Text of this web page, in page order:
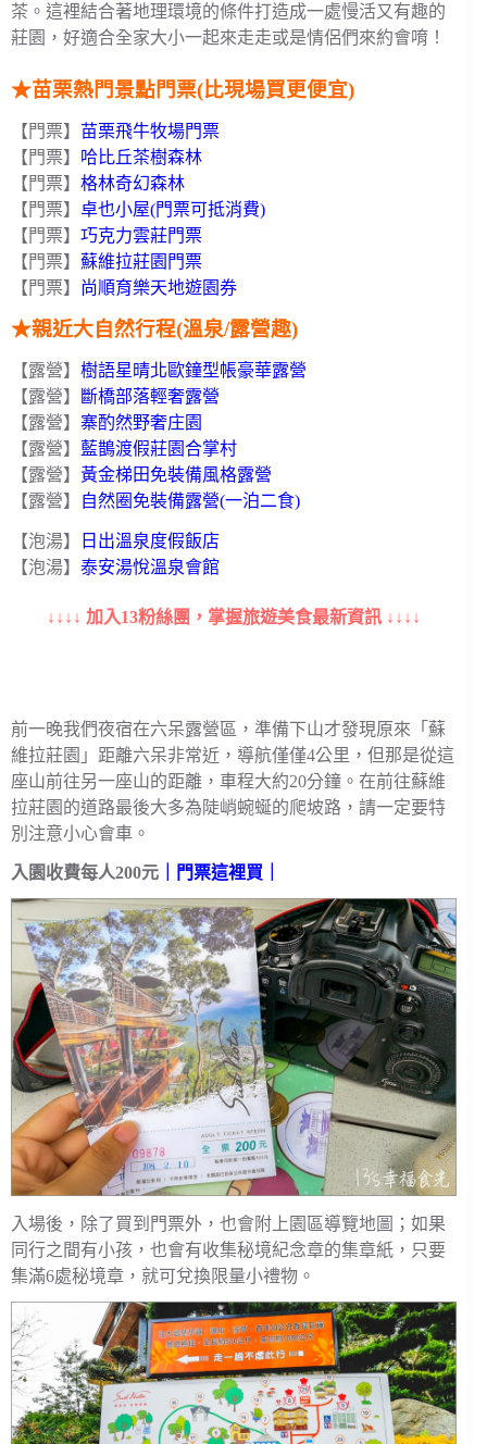
茶。這裡結合著地理環境的條件打造成一處慢活又有趣的
莊園，好適合全家大小一起來走走或是情侶們來約會唷！
★苗栗熱門景點門票(比現場買更便宜)
【門票】 苗栗飛牛牧場門票
【門票】 哈比丘茶樹森林
【門票】 格林奇幻森林
【門票】 卓也小屋(門票可抵消費)
【門票】 巧克力雲莊門票
【門票】 蘇維拉莊園門票
【門票】
尚順育樂天地遊園券
★親近大自然行程(溫泉/露營趣)
【露營】 樹語星晴北歐鐘型帳豪華露營
【露營】
斷橋部落輕奢露營
【露營】 寨酌然野奢庄園
【露營】 藍鵲渡假莊園合掌村
【露營】 黃金梯田免裝備風格露營
【露營】
自然圈免裝備露營(一泊二食)
【泡湯】
日出溫泉度假飯店
【泡湯】 泰安湯悅溫泉會館
↓↓↓↓ 加入13粉絲團，掌握旅遊美食最新資訊 ↓↓↓↓
前一晚我們夜宿在六呆露營區，準備下山才發現原來「蘇
維拉莊園」距離六呆非常近，導航僅僅4公里，但那是從這
座山前往另一座山的距離，車程大約20分鐘。在前往蘇維
拉莊園的道路最後大多為陡峭蜿蜒的爬坡路，請一定要特
別注意小心會車。
入園收費每人200元 門票這裡買
入場後，除了買到門票外，也會附上園區導覽地圖；如果
同行之間有小孩，也會有收集秘境紀念章的集章紙，只要
集滿6處秘境章，就可兌換限量小禮物。